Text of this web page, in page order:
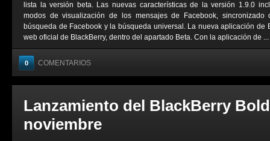
lista la versión beta. Las nuevas características de la versión 1.9.0
modos de visualización de los mensajes de Facebook,
búsqueda de Facebook y la búsqueda universal. La nueva aplicación de
web oficial de BlackBerry, dentro del apartado Beta. Con la aplicación de ...
0 COMENTARIOS
Lanzamiento del BlackBerry
noviembre